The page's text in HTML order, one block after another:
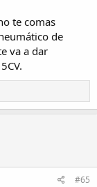
te comas
de
va a dar
#65